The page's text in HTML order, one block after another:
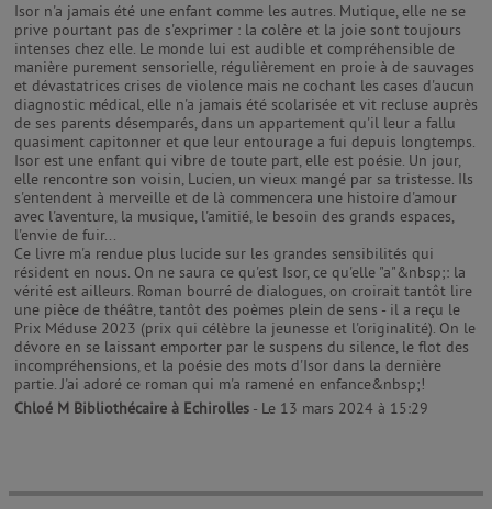
Isor n'a jamais été une enfant comme les autres. Mutique, elle ne se
prive pourtant pas de s'exprimer : la colère et la joie sont toujours
intenses chez elle. Le monde lui est audible et compréhensible de
manière purement sensorielle, régulièrement en proie à de sauvages
et dévastatrices crises de violence mais ne cochant les cases d'aucun
diagnostic médical, elle n'a jamais été scolarisée et vit recluse auprès
de ses parents désemparés, dans un appartement qu'il leur a fallu
quasiment capitonner et que leur entourage a fui depuis longtemps.
Isor est une enfant qui vibre de toute part, elle est poésie. Un jour,
elle rencontre son voisin, Lucien, un vieux mangé par sa tristesse. Ils
s'entendent à merveille et de là commencera une histoire d'amour
avec l'aventure, la musique, l'amitié, le besoin des grands espaces,
l'envie de fuir...
Ce livre m'a rendue plus lucide sur les grandes sensibilités qui
résident en nous. On ne saura ce qu'est Isor, ce qu'elle "a"&nbsp;: la
vérité est ailleurs. Roman bourré de dialogues, on croirait tantôt lire
une pièce de théâtre, tantôt des poèmes plein de sens - il a reçu le
Prix Méduse 2023 (prix qui célèbre la jeunesse et l'originalité). On le
dévore en se laissant emporter par le suspens du silence, le flot des
incompréhensions, et la poésie des mots d'Isor dans la dernière
Chloé M Bibliothécaire à Echirolles - Le 13 mars 2024 à 15:29